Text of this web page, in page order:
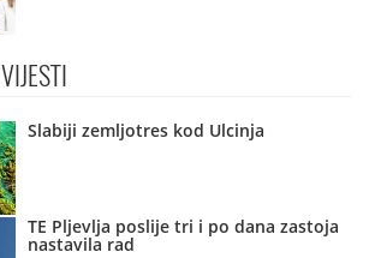
VIJESTI
Slabiji zemljotres kod Ulcinja
TE Pljevlja poslije tri i po dana zastoja
nastavila rad